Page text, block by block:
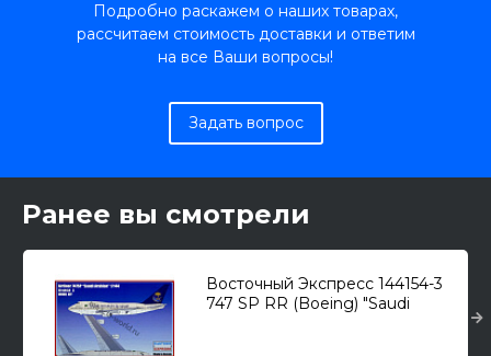
Подробно раскажем о наших товарах,
рассчитаем стоимость доставки и ответим
на все Ваши вопросы!
Задать вопрос
Ранее вы смотрели
Восточный Экспресс 144154-3
747 SP RR (Boeing) "Saudi